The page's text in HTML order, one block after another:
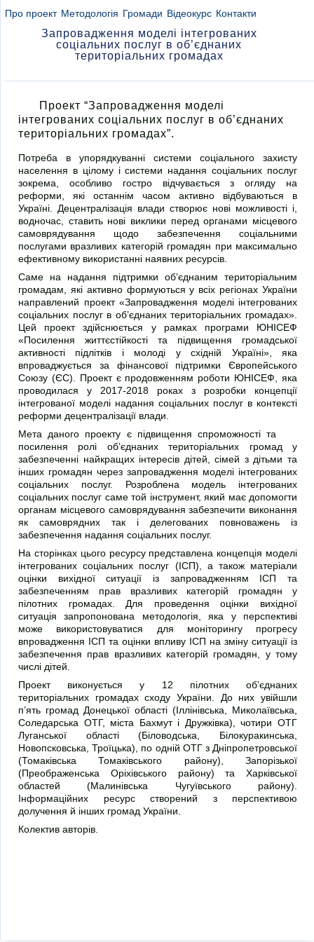
Запровадження моделі інтегрованих
соціальних послуг в об’єднаних
територіальних громадах
Про проект Методологія Громади Відеокурс Контакти
Проект “Запровадження моделі
інтегрованих соціальних послуг в об’єднаних
територіальних громадах”.
Потреба в упорядкуванні системи соціального захисту
населення в цілому і системи надання соціальних послуг
зокрема, особливо гостро відчувається з огляду на
реформи, які останнім часом активно відбуваються в
Україні. Децентралізація влади створює нові можливості і,
водночас, ставить нові виклики перед органами місцевого
самоврядування щодо забезпечення соціальними
послугами вразливих категорій громадян при максимально
ефективному використанні наявних ресурсів.
Саме на надання підтримки об’єднаним територіальним
громадам, які активно формуються у всіх регіонах України
направлений проект «Запровадження моделі інтегрованих
соціальних послуг в об’єднаних територіальних громадах».
Цей проект здійснюється у рамках програми ЮНІСЕФ
«Посилення життєстійкості та підвищення громадської
активності підлітків і молоді у східній Україні», яка
впроваджується за фінансової підтримки Європейського
Союзу (ЄС). Проект є продовженням роботи ЮНІСЕФ, яка
проводилася у 2017-2018 роках з розробки концепції
інтегрованої моделі надання соціальних послуг в контексті
реформи децентралізації влади.
Мета даного проекту є підвищення спроможності та
посилення ролі об’єднаних територіальних громад у
забезпеченні найкращих інтересів дітей, сімей з дітьми та
інших громадян через запровадження моделі інтегрованих
соціальних послуг. Розроблена модель інтегрованих
соціальних послуг саме той інструмент, який має допомогти
органам місцевого самоврядування забезпечити виконання
як самоврядних так і делегованих повноважень із
забезпечення надання соціальних послуг.
На сторінках цього ресурсу представлена концепція моделі
інтегрованих соціальних послуг (ІСП), а також матеріали
оцінки вихідної ситуації із запровадженням ІСП та
забезпеченням прав вразливих категорій громадян у
пілотних громадах. Для проведення оцінки вихідної
ситуація запропонована методологія, яка у перспективі
може використовуватися для моніторингу прогресу
впровадження ІСП та оцінки впливу ІСП на зміну ситуації із
забезпечення прав вразливих категорій громадян, у тому
числі дітей.
Проект виконується у 12 пілотних об’єднаних
територіальних громадах сходу України. До них увійшли
п’ять громад Донецької області (Іллінівська, Миколаївська,
Соледарська ОТГ, міста Бахмут і Дружківка), чотири ОТГ
Луганської області (Біловодська, Білокуракинська,
Новопсковська, Троїцька), по одній ОТГ з Дніпропетровської
(Томаківська Томаківського району), Запорізької
(Преображенська Оріхівського району) та Харківської
областей (Малинівська Чугуївського району).
Інформаційних ресурс створений з перспективою
долучення й інших громад України.
Колектив авторів.